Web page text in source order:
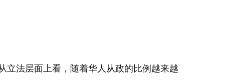
法层面上看，随着华人从政的比例越来越